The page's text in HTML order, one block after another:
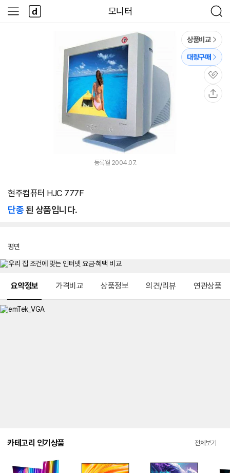
모니터
검
색
사
이
다
나
와
상품비교
대량구매
관
심
등록월 2004.07.
현주컴퓨터 HJC 777F
단종된 상품입니다.
평면
요약정보 가격비교 상품정보 의견/리뷰 연관상품
카테고리 인기상품 전체보기